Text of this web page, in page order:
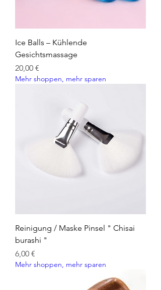
Ice Balls – Kühlende
Gesichtsmassage
Preis
20,00 €
Mehr shoppen, mehr sparen
Reinigung / Maske Pinsel " Chisai
burashi "
Preis
6,00 €
Mehr shoppen, mehr sparen